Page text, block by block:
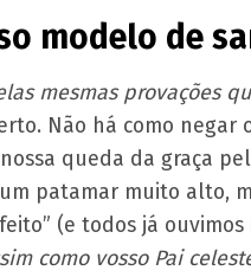
modelo de
mesmas provações
Não há como
queda da graça
patamar muito alto,
(e todos já
como vosso Pai